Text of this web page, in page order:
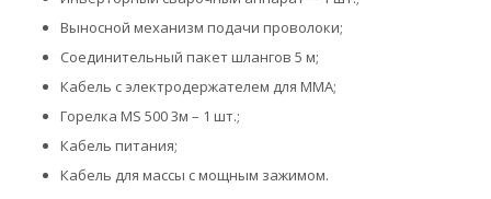
Выносной механизм подачи проволоки;
Соединительный пакет шлангов 5 м;
Кабель с электродержателем для ММА;
Горелка MS 500 3м – 1 шт.;
Кабель питания;
Кабель для массы с мощным зажимом.